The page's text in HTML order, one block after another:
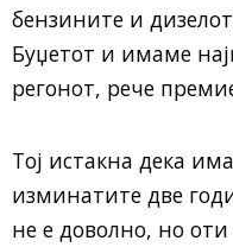
бензините и
Буџетот и имаме
регонот, рече
Тој истакна дека
изминатите две
не е доволно, но